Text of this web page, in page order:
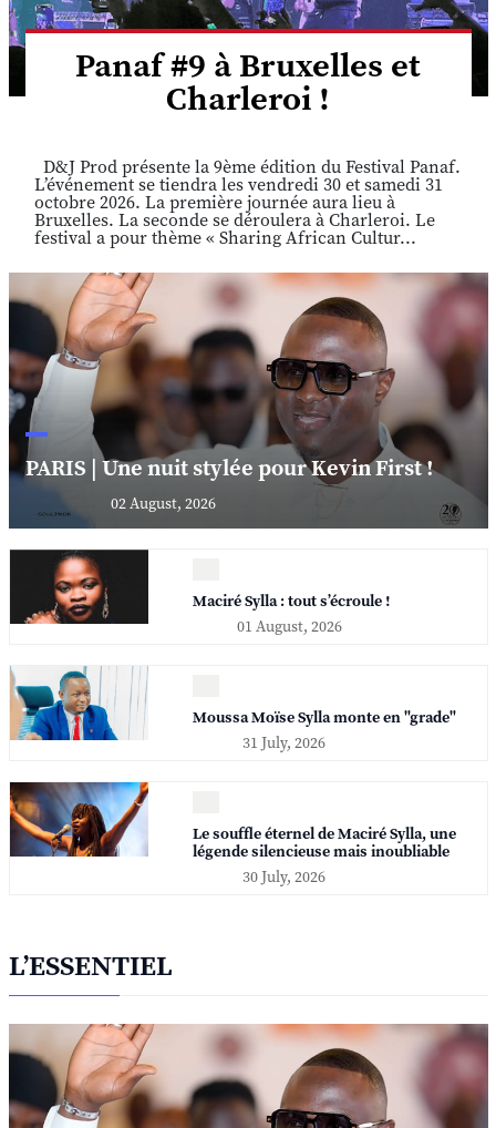
Panaf #9 à Bruxelles et
Charleroi !
D&J Prod présente la 9ème édition du Festival Panaf.
L’événement se tiendra les vendredi 30 et samedi 31
octobre 2026. La première journée aura lieu à
Bruxelles. La seconde se déroulera à Charleroi. Le
festival a pour thème « Sharing African Cultur...
PARIS | Une nuit stylée pour Kevin First !
02 August, 2026
Maciré Sylla : tout s’écroule !
01 August, 2026
Moussa Moïse Sylla monte en "grade"
31 July, 2026
Le souffle éternel de Maciré Sylla, une
légende silencieuse mais inoubliable
30 July, 2026
L’ESSENTIEL